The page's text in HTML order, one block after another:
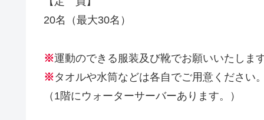
20名（最大30名）
※運動のできる服装及び靴でお願いいたしま
※タオルや水筒などは各自でご用意ください
（1階にウォーターサーバーあります。）